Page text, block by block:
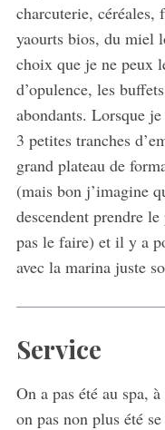
charcuterie, céréales,
yaourts bios, du
choix que je ne peux
d’opulence, les
abondants. Lorsque
3 petites tranches
grand plateau de
(mais bon j’imagine
descendent prendre
pas le faire) et il y a
avec la marina juste
Service
On a pas été au spa,
on pas non plus été